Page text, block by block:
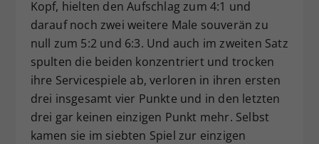
Kopf, hielten den Aufschlag zum 4:1 und
darauf noch zwei weitere Male souverän zu
null zum 5:2 und 6:3. Und auch im zweiten Satz
spulten die beiden konzentriert und trocken
ihre Servicespiele ab, verloren in ihren ersten
drei insgesamt vier Punkte und in den letzten
drei gar keinen einzigen Punkt mehr. Selbst
kamen sie im siebten Spiel zur einzigen